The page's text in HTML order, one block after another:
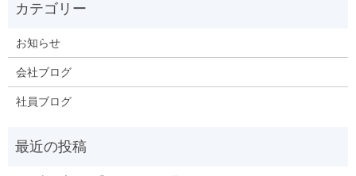
お知らせ
会社ブログ
社員ブログ